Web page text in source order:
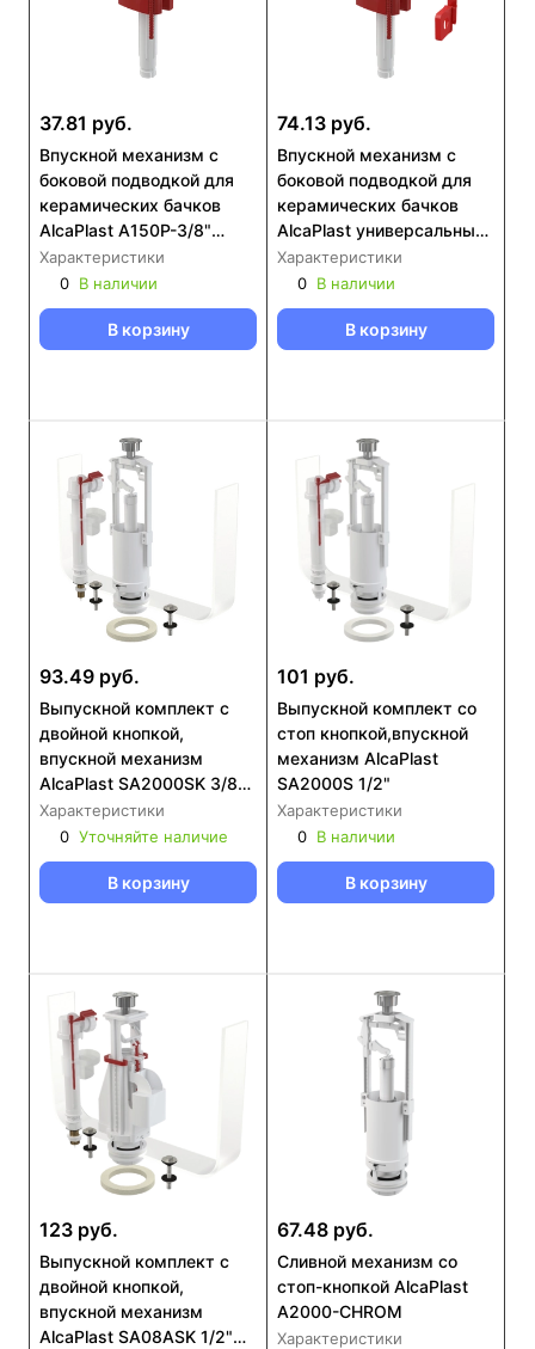
37.81 руб.
Впускной механизм с
боковой подводкой для
керамических бачков
AlcaPlast A150P-3/8"
(пластик)
Характеристики
0 В наличии
В корзину
74.13 руб.
Впускной механизм с
боковой подводкой для
керамических бачков
AlcaPlast универсальный
A160UNI 1/2 " и 3/8 "
(металл)
Характеристики
0 В наличии
В корзину
93.49 руб.
Выпускной комплект с
двойной кнопкой,
впускной механизм
AlcaPlast SA2000SK 3/8"
CHROM
Характеристики
0 Уточняйте наличие
В корзину
101 руб.
Выпускной комплект со
стоп кнопкой,впускной
механизм AlcaPlast
SA2000S 1/2"
Характеристики
0 В наличии
В корзину
123 руб.
Выпускной комплект с
двойной кнопкой,
впускной механизм
AlcaPlast SA08ASK 1/2"
67.48 руб.
Сливной механизм со
стоп-кнопкой AlcaPlast
A2000-CHROM
Характеристики